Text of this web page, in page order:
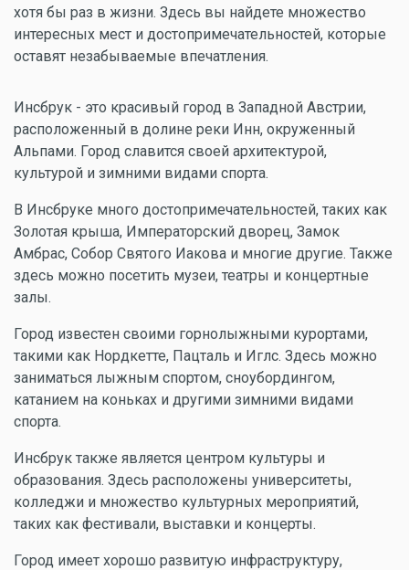
хотя бы раз в жизни. Здесь вы найдете множество
интересных мест и достопримечательностей, которые
оставят незабываемые впечатления.
Инсбрук - это красивый город в Западной Австрии,
расположенный в долине реки Инн, окруженный
Альпами. Город славится своей архитектурой,
культурой и зимними видами спорта.
В Инсбруке много достопримечательностей, таких как
Золотая крыша, Императорский дворец, Замок
Амбрас, Собор Святого Иакова и многие другие. Также
здесь можно посетить музеи, театры и концертные
залы.
Город известен своими горнолыжными курортами,
такими как Нордкетте, Пацталь и Иглс. Здесь можно
заниматься лыжным спортом, сноубордингом,
катанием на коньках и другими зимними видами
спорта.
Инсбрук также является центром культуры и
образования. Здесь расположены университеты,
колледжи и множество культурных мероприятий,
таких как фестивали, выставки и концерты.
Город имеет хорошо развитую инфраструктуру,